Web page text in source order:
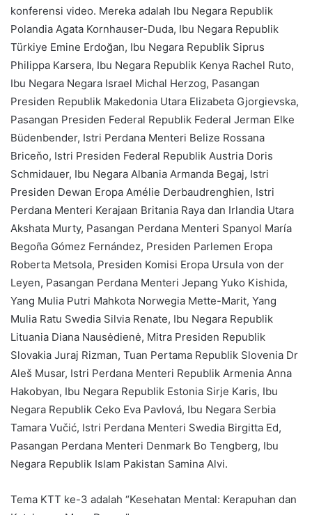
konferensi video. Mereka adalah Ibu Negara Republik
Polandia Agata Kornhauser-Duda, Ibu Negara Republik
Türkiye Emine Erdoğan, Ibu Negara Republik Siprus
Philippa Karsera, Ibu Negara Republik Kenya Rachel Ruto,
Ibu Negara Negara Israel Michal Herzog, Pasangan
Presiden Republik Makedonia Utara Elizabeta Gjorgievska,
Pasangan Presiden Federal Republik Federal Jerman Elke
Büdenbender, Istri Perdana Menteri Belize Rossana
Briceňo, Istri Presiden Federal Republik Austria Doris
Schmidauer, Ibu Negara Albania Armanda Begaj, Istri
Presiden Dewan Eropa Amélie Derbaudrenghien, Istri
Perdana Menteri Kerajaan Britania Raya dan Irlandia Utara
Akshata Murty, Pasangan Perdana Menteri Spanyol María
Begoña Gómez Fernández, Presiden Parlemen Eropa
Roberta Metsola, Presiden Komisi Eropa Ursula von der
Leyen, Pasangan Perdana Menteri Jepang Yuko Kishіda,
Yang Mulia Putri Mahkota Norwegia Mette-Marit, Yang
Mulia Ratu Swedia Silvia Renate, Ibu Negara Republik
Lituania Diana Nausėdienė, Mitra Presiden Republik
Slovakia Juraj Rizman, Tuan Pertama Republik Slovenia Dr
Aleš Musar, Istri Perdana Menteri Republik Armenia Anna
Hakobyan, Ibu Negara Republik Estonia Sirje Karis, Ibu
Negara Republik Ceko Eva Pavlová, Ibu Negara Serbia
Tamara Vučić, Istri Perdana Menteri Swedia Birgitta Ed,
Pasangan Perdana Menteri Denmark Bo Tengberg, Ibu
Negara Republik Islam Pakistan Samina Alvi.
Tema KTT ke-3 adalah “Kesehatan Mental: Kerapuhan dan